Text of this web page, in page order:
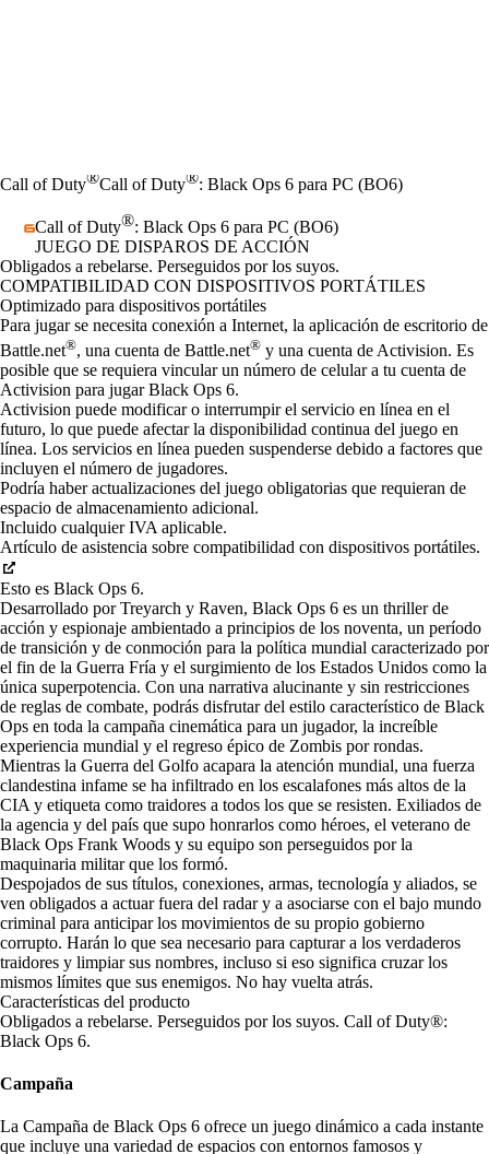
Call of Duty®Call of Duty®: Black Ops 6 para PC (BO6)
Call of Duty®: Black Ops 6 para PC (BO6)
JUEGO DE DISPAROS DE ACCIÓN
Product Notification
Obligados a rebelarse. Perseguidos por los suyos.
Precio
Available actions
COMPATIBILIDAD CON DISPOSITIVOS PORTÁTILES
Optimizado para dispositivos portátiles
Para jugar se necesita conexión a Internet, la aplicación de escritorio de
Battle.net®, una cuenta de Battle.net® y una cuenta de Activision. Es
posible que se requiera vincular un número de celular a tu cuenta de
Activision para jugar Black Ops 6.
Activision puede modificar o interrumpir el servicio en línea en el
futuro, lo que puede afectar la disponibilidad continua del juego en
línea. Los servicios en línea pueden suspenderse debido a factores que
incluyen el número de jugadores.
Podría haber actualizaciones del juego obligatorias que requieran de
espacio de almacenamiento adicional.
Incluido cualquier IVA aplicable.
Artículo de asistencia sobre compatibilidad con dispositivos portátiles.
Esto es Black Ops 6.
Desarrollado por Treyarch y Raven, Black Ops 6 es un thriller de
acción y espionaje ambientado a principios de los noventa, un período
de transición y de conmoción para la política mundial caracterizado por
el fin de la Guerra Fría y el surgimiento de los Estados Unidos como la
única superpotencia. Con una narrativa alucinante y sin restricciones
de reglas de combate, podrás disfrutar del estilo característico de Black
Ops en toda la campaña cinemática para un jugador, la increíble
experiencia mundial y el regreso épico de Zombis por rondas.
Mientras la Guerra del Golfo acapara la atención mundial, una fuerza
clandestina infame se ha infiltrado en los escalafones más altos de la
CIA y etiqueta como traidores a todos los que se resisten. Exiliados de
la agencia y del país que supo honrarlos como héroes, el veterano de
Black Ops Frank Woods y su equipo son perseguidos por la
maquinaria militar que los formó.
Despojados de sus títulos, conexiones, armas, tecnología y aliados, se
ven obligados a actuar fuera del radar y a asociarse con el bajo mundo
criminal para anticipar los movimientos de su propio gobierno
corrupto. Harán lo que sea necesario para capturar a los verdaderos
traidores y limpiar sus nombres, incluso si eso significa cruzar los
mismos límites que sus enemigos. No hay vuelta atrás.
Características del producto
Obligados a rebelarse. Perseguidos por los suyos. Call of Duty®:
Black Ops 6.
Campaña
La Campaña de Black Ops 6 ofrece un juego dinámico a cada instante
que incluye una variedad de espacios con entornos famosos y